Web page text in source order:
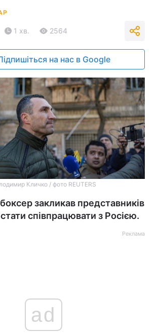
1 хв. 2564
на нас в Google
Кличко / фото REUTERS
закликав представників
співпрацювати з Росією.
Реклама
ad